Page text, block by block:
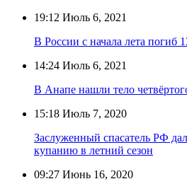
19:12 Июль 6, 2021
В России с начала лета погиб
14:24 Июль 6, 2021
В Анапе нашли тело
15:18 Июль 7, 2020
Заслуженный спасатель РФ
купанию в летний сезон
09:27 Июнь 16, 2020